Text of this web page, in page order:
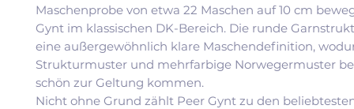
Maschenprobe von etwa 22 Maschen auf 10 cm
Gynt im klassischen DK-Bereich. Die runde
eine außergewöhnlich klare Maschendefinition,
Strukturmuster und mehrfarbige Norwegermuster
schön zur Geltung kommen.
Nicht ohne Grund zählt Peer Gynt zu den